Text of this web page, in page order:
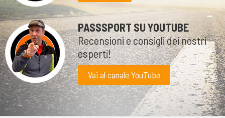
PASSSPORT SU YOUTUBE
Recensioni e consigli dei nostri
esperti!
Vai al canale YouTube